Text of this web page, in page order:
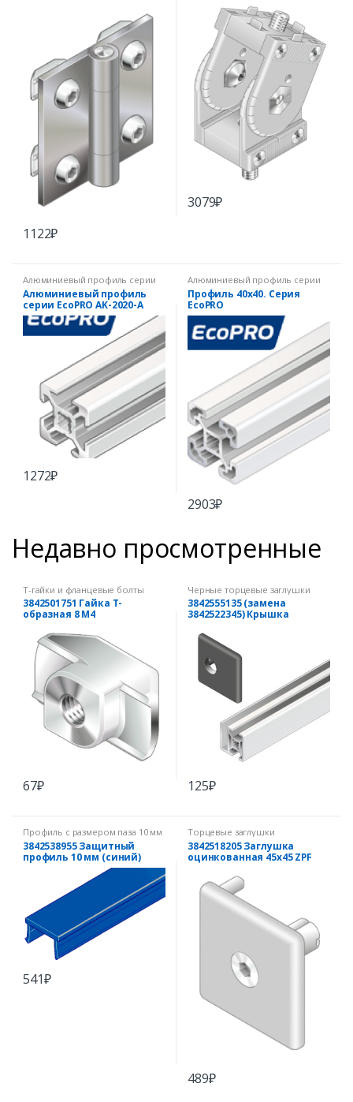
1122₽
3079₽
Алюминиевый профиль серии
EcoPRO
Алюминиевый профиль
серии EcoPRO AK-2020-A
1272₽
Алюминиевый профиль серии
EcoPRO
Профиль 40х40. Серия
EcoPRO
2903₽
Недавно просмотренные
Т-гайки и фланцевые болты
3842501751 Гайка Т-
образная 8 М4
67₽
Черные торцевые заглушки
3842555135 (замена
3842522345) Крышка
черная
125₽
Профиль с размером паза 10 мм
3842538955 Защитный
профиль 10 мм (синий)
541₽
Торцевые заглушки
3842518205 Заглушка
оцинкованная 45х45 ZPF
489₽